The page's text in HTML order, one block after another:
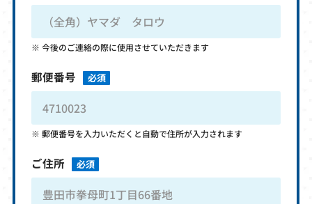
今後のご連絡の際に使用させていただきます
郵便番号 必須
郵便番号を入力いただくと自動で住所が入力されます
ご住所 必須